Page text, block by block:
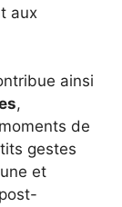
aux
ainsi
,
de
gestes
et